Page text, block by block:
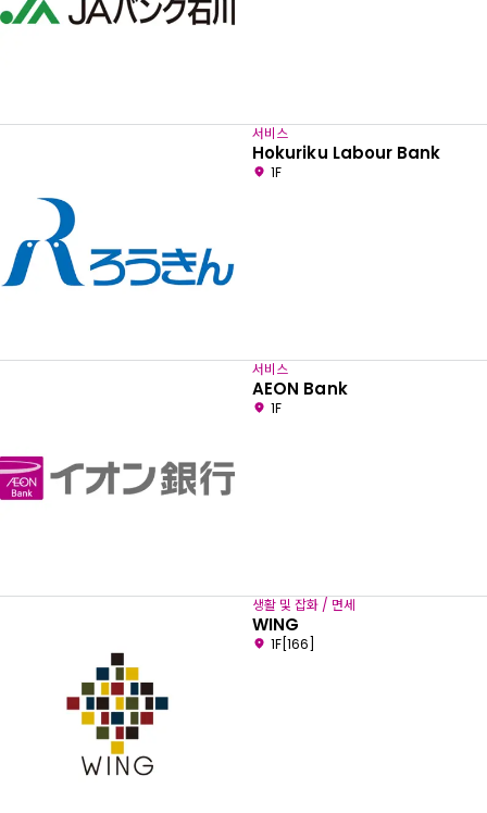
서비스
Hokuriku Labour Bank
1F
서비스
AEON Bank
1F
생활 및 잡화 / 면세
WING
1F[166]